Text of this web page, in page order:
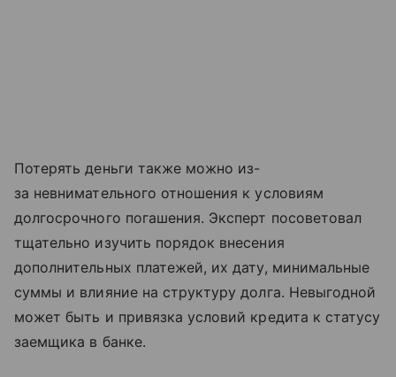
Потерять деньги также можно из-
за невнимательного отношения к условиям
долгосрочного погашения. Эксперт посоветовал
тщательно изучить порядок внесения
дополнительных платежей, их дату, минимальные
суммы и влияние на структуру долга. Невыгодной
может быть и привязка условий кредита к статусу
заемщика в банке.